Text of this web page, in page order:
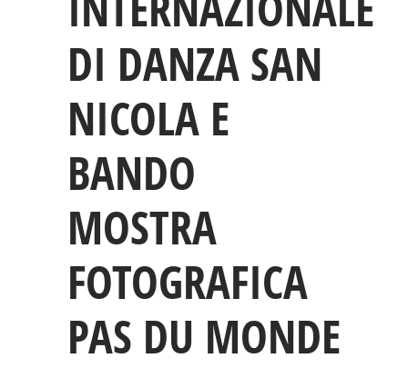
DI DANZA SAN
NICOLA E
BANDO
MOSTRA
FOTOGRAFICA
PAS DU MONDE